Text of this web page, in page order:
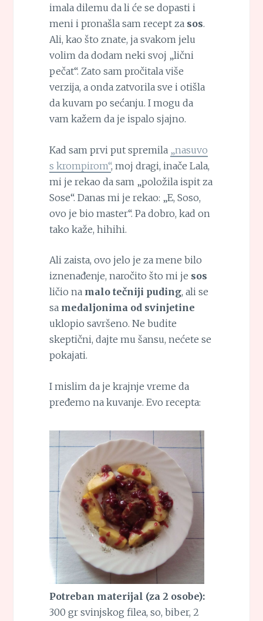
imala dilemu da li će se dopasti i
meni i pronašla sam recept za sos.
Ali, kao što znate, ja svakom jelu
volim da dodam neki svoj „lični
pečat“. Zato sam pročitala više
verzija, a onda zatvorila sve i otišla
da kuvam po sećanju. I mogu da
vam kažem da je ispalo sjajno.
Kad sam prvi put spremila „nasuvo
s krompirom“, moj dragi, inače Lala,
mi je rekao da sam „položila ispit za
Sose“. Danas mi je rekao: „E, Soso,
ovo je bio master“. Pa dobro, kad on
tako kaže, hihihi.
Ali zaista, ovo jelo je za mene bilo
iznenađenje, naročito što mi je sos
ličio na malo tečniji puding, ali se
sa medaljonima od svinjetine
uklopio savršeno. Ne budite
skeptični, dajte mu šansu, nećete se
pokajati.
I mislim da je krajnje vreme da
pređemo na kuvanje. Evo recepta:
Potreban materijal (za 2 osobe):
300 gr svinjskog filea, so, biber, 2